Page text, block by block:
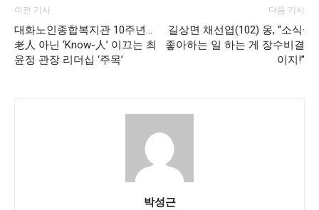
이전 기사
대화노인종합복지관 10주년…
老人 아닌 ‘Know-人’ 이끄는 최
윤정 관장 리더십 ‘주목’
다음 기사
길상면 채선엽(102) 옹, “소식·
좋아하는 일 하는 게 장수비결
이지!”
박성근